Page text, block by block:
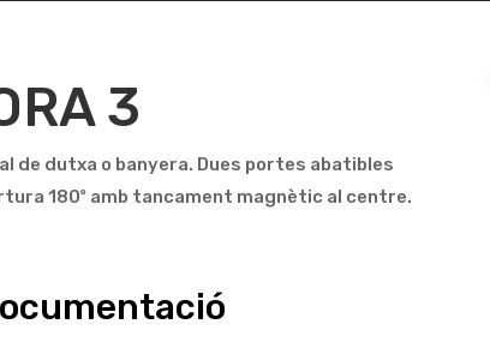
3
de dutxa o banyera. Dues portes abatibles
180º amb tancament magnètic al centre.